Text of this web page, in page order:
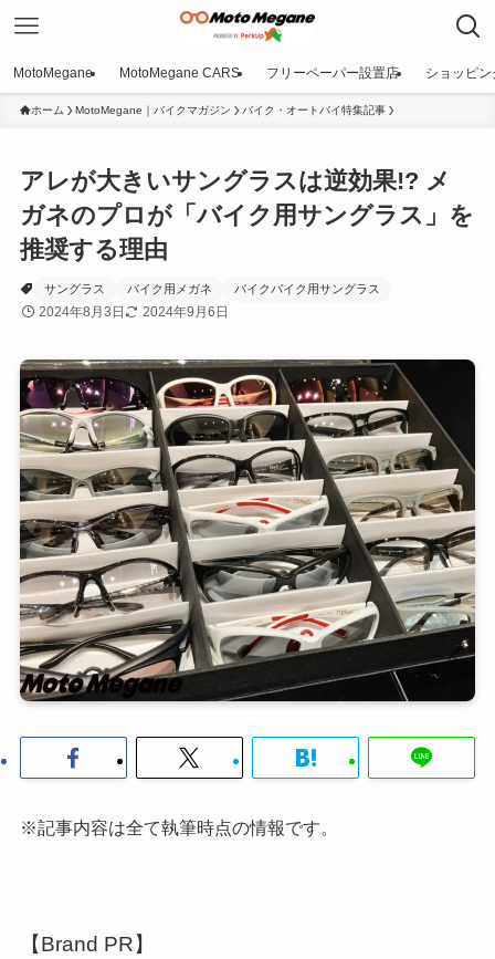
MotoMegane MotoMegane CARS フリーペーパー設置店 ショッピン
ホーム MotoMegane｜バイクマガジン バイク・オートバイ特集記事
アレが大きいサングラスは逆効果!? メ
ガネのプロが「バイク用サングラス」を
推奨する理由
サングラス バイク用メガネ バイクバイク用サングラス
2024年8月3日 2024年9月6日
※記事内容は全て執筆時点の情報です。
【Brand PR】